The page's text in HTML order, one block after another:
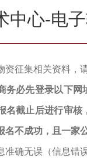
中心-电
资征集相关资料，
务必先登录以下网
名截止后进行审
名不成功，且一家
准确无误（信息错